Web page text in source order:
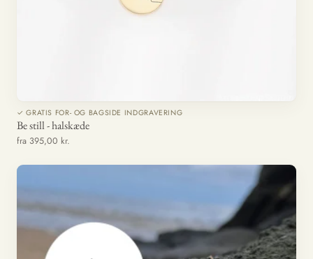
✓ GRATIS FOR- OG BAGSIDE INDGRAVERING
Be still - halskæde
fra 395,00 kr.